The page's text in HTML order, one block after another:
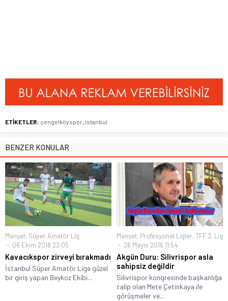
ETİKETLER: çengelköyspor istanbul
BENZER KONULAR
Manşet, Süper Amatör Lig
06 Ekim 2018 22:05
Kavacıkspor zirveyi bırakmadı
İstanbul Süper Amatör Lige güzel
bir giriş yapan Beykoz Ekibi...
Manşet, Profesyonel Ligler, TFF 3. Lig
26 Mayıs 2016 11:54
Akgün Duru: Silivrispor asla
sahipsiz değildir
Silivrispor kongresinde başkanlığa
talip olan Mete Çetinkaya ile
görüşmeler ve...